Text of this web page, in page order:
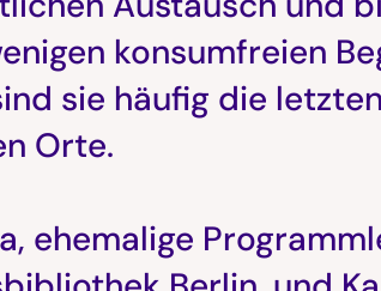
konsumfreien
sie häufig die
Orte.
ehemalige